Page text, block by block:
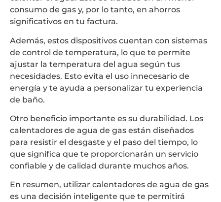
consumo de gas y, por lo tanto, en ahorros
significativos en tu factura.
Además, estos dispositivos cuentan con sistemas
de control de temperatura, lo que te permite
ajustar la temperatura del agua según tus
necesidades. Esto evita el uso innecesario de
energía y te ayuda a personalizar tu experiencia
de baño.
Otro beneficio importante es su durabilidad. Los
calentadores de agua de gas están diseñados
para resistir el desgaste y el paso del tiempo, lo
que significa que te proporcionarán un servicio
confiable y de calidad durante muchos años.
En resumen, utilizar calentadores de agua de gas
es una decisión inteligente que te permitirá